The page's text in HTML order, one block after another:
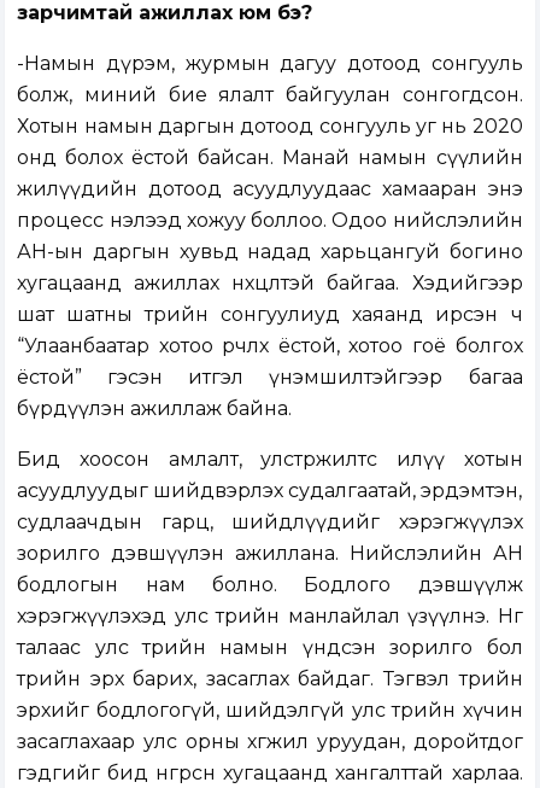
зарчимтай ажиллах юм бэ?
-Намын дүрэм, журмын дагуу дотоод сонгууль
болж, миний бие ялалт байгуулан сонгогдсон.
Хотын намын даргын дотоод сонгууль уг нь 2020
онд болох ёстой байсан. Манай намын сүүлийн
жилүүдийн дотоод асуудлуудаас хамааран энэ
процесс нэлээд хожуу боллоо. Одоо нийслэлийн
АН-ын даргын хувьд надад харьцангуй богино
хугацаанд ажиллах нөхцөлтэй байгаа. Хэдийгээр
шат шатны төрийн сонгуулиуд хаяанд ирсэн ч
“Улаанбаатар хотоо өөрчлөх ёстой, хотоо гоё болгох
ёстой” гэсэн итгэл үнэмшилтэйгээр багаа
бүрдүүлэн ажиллаж байна.
Бид хоосон амлалт, улстөржилтөөс илүү хотын
асуудлуудыг шийдвэрлэх судалгаатай, эрдэмтэн,
судлаачдын гарц, шийдлүүдийг хэрэгжүүлэх
зорилго дэвшүүлэн ажиллана. Нийслэлийн АН
бодлогын нам болно. Бодлого дэвшүүлж
хэрэгжүүлэхэд улс төрийн манлайлал үзүүлнэ. Нөгөө
талаас улс төрийн намын үндсэн зорилго бол
төрийн эрх барих, засаглах байдаг. Тэгвэл төрийн
эрхийг бодлогогүй, шийдэлгүй улс төрийн хүчин
засаглахаар улс орны хөгжил уруудан, доройтдог
гэдгийг бид өнгөрсөн хугацаанд хангалттай харлаа.